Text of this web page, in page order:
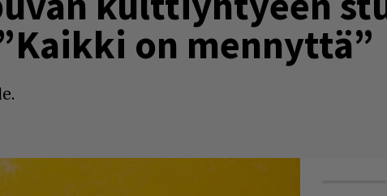
on mennyttä”